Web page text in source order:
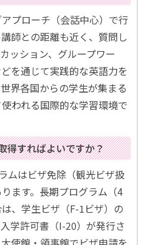
プローチ（会話中心）で行
師との距離も近く、質問し
ッション、グループワー
を通じて実践的な英語力を
界各国からの学生が集まる
われる国際的な学習環境で
得すればよいですか？
ムはビザ免除（観光ビザ扱
ます。長期プログラム（4
、学生ビザ（F-1ビザ）の
学許可書（I-20）が発行さ